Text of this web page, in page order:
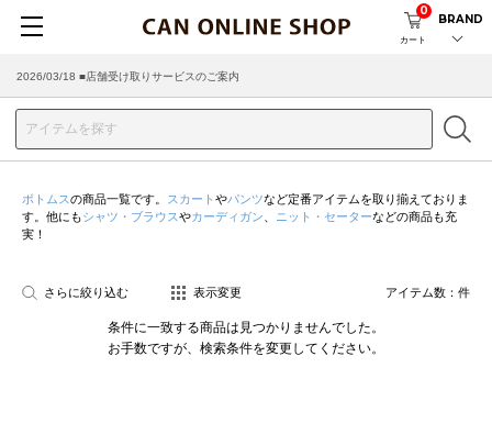
カート
0
BRAND
2026/03/18 ■店舗受け取りサービスのご案内
ボトムスの商品一覧です。 スカート やパンツなど定番アイテムを取り揃えておりま
す。他にもシャツ・ブラウスやカーディガン ニット・セーターなどの商品も充
実！
さらに絞り込む 表示変更 アイテム数： 件
条件に一致する商品は見つかりませんでした。
お手数ですが、検索条件を変更してください。